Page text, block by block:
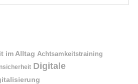
im Alltag Achtsamkeitstraining
Digitale